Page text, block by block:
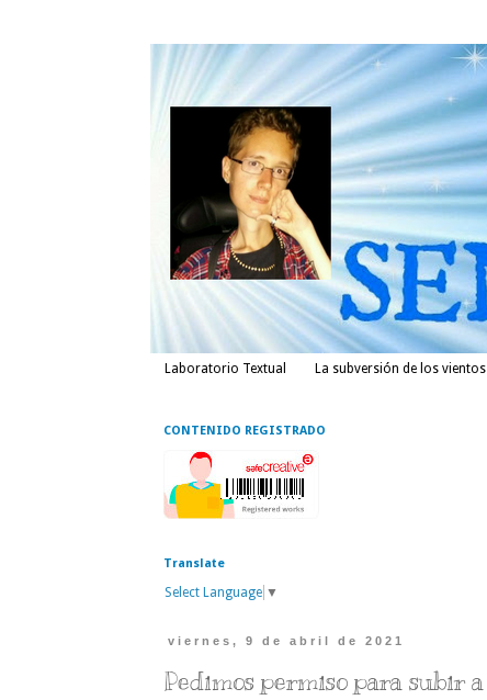
Laboratorio Textual La subversión de los vientos
CONTENIDO REGISTRADO
Translate
Select Language ▼
viernes, 9 de abril de 2021
Pedimos permiso para subir